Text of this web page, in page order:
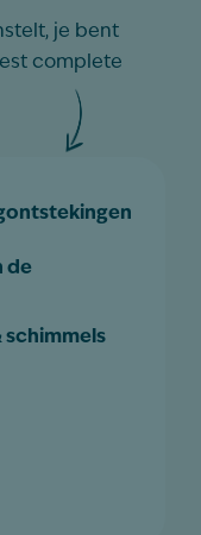
je bent
complete
de
schimmels